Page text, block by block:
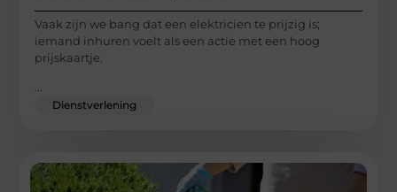
Vaak zijn we bang dat een elektricien te prijzig is;
iemand inhuren voelt als een actie met een hoog
prijskaartje.
...
Dienstverlening